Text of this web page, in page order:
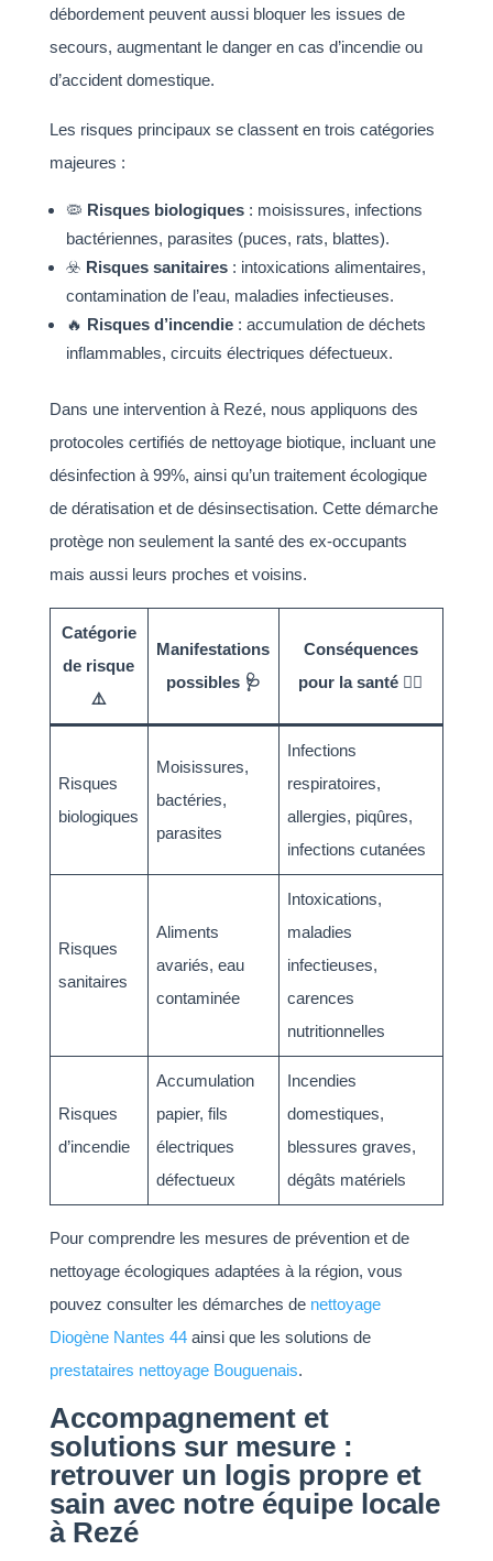
débordement peuvent aussi bloquer les issues de
secours, augmentant le danger en cas d’incendie ou
d’accident domestique.
Les risques principaux se classent en trois catégories
majeures :
🦠 Risques biologiques: moisissures, infections
bactériennes, parasites (puces, rats, blattes).
☣️ Risques sanitaires: intoxications alimentaires,
contamination de l’eau, maladies infectieuses.
🔥 Risques d’incendie: accumulation de déchets
inflammables, circuits électriques défectueux.
Dans une intervention à Rezé, nous appliquons des
protocoles certifiés de nettoyage biotique, incluant une
désinfection à 99%, ainsi qu’un traitement écologique
de dératisation et de désinsectisation. Cette démarche
protège non seulement la santé des ex-occupants
mais aussi leurs proches et voisins.
Catégorie
de risque
⚠️
Manifestations
possibles 🩺
Conséquences
pour la santé 🙎‍♂️
Risques
biologiques
Moisissures,
bactéries,
parasites
Infections
respiratoires,
allergies, piqûres,
infections cutanées
Risques
sanitaires
Aliments
avariés, eau
contaminée
Intoxications,
maladies
infectieuses,
carences
nutritionnelles
Risques
d’incendie
Accumulation
papier, fils
électriques
défectueux
Incendies
domestiques,
blessures graves,
dégâts matériels
Pour comprendre les mesures de prévention et de
nettoyage écologiques adaptées à la région, vous
pouvez consulter les démarches de nettoyage
Diogène Nantes 44ainsi que les solutions de
prestataires nettoyage Bouguenais.
Accompagnement et
solutions sur mesure :
retrouver un logis propre et
sain avec notre équipe locale
à Rezé